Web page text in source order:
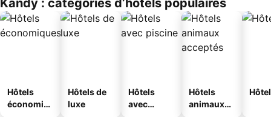
s
Kandy : catégories d’hôtels populaires
Hôtels
économiq
Hôtels de
luxe
Hôtels
avec
Hôtels
animaux